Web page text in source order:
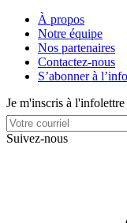
À propos
Notre équipe
Nos partenaires
Contactez-nous
S’abonner à
Je m'inscris à l'infolettre
Suivez-nous